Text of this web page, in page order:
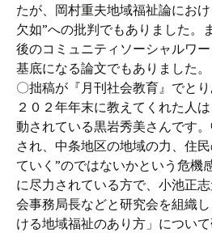
たが、岡村重夫地域福祉論にお
欠如”への批判でもありました。
後のコミュニティソーシャルワ
基底になる論文でもありました。
〇拙稿が『月刊社会教育』でと
２０２年年末に教えてくれた人
動されている黒岩秀美さんです
され、中条地区の地域の力、住
ていく”のではないかという危機
に尽力されている方で、小池正
会事務局長などと研究会を組織
ける地域福祉のあり方」につい